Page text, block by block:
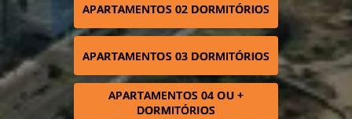
APARTAMENTOS 02 DORMITÓRIOS
APARTAMENTOS 03 DORMITÓRIOS
APARTAMENTOS 04 OU +
DORMITÓRIOS